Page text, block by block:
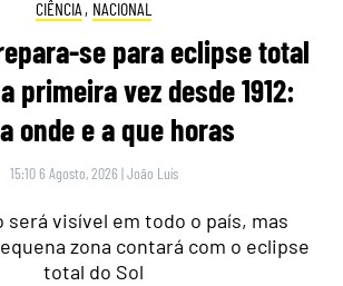
CIÊNCIA , NACIONAL
se para eclipse total
primeira vez desde 1912:
onde e a que horas
15:10 6 Agosto, 2026 |João Luís
será visível em todo o país, mas
zona contará com o eclipse
total do Sol